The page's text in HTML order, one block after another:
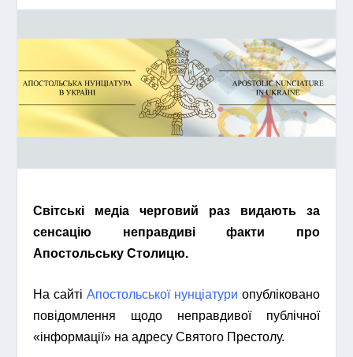
Світські медіа черговий раз видають за
сенсацію неправдиві факти про
Апостольську Столицю.
На сайті Апостольської нунціатури опубліковано
повідомлення щодо неправдивої публічної
«інформації» на адресу Святого Престолу.